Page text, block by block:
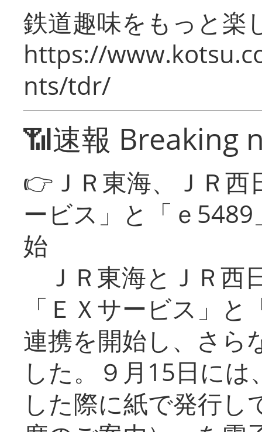
鉄道趣味をもっと楽
https://
nts/tdr/
📶速報 Breaking
👉ＪＲ東海、ＪＲ
ービス」と「ｅ
始
ＪＲ東海とＪＲ西
「ＥＸサービス」
連携を開始し、さら
した。９月15日に
した際に紙で発行し